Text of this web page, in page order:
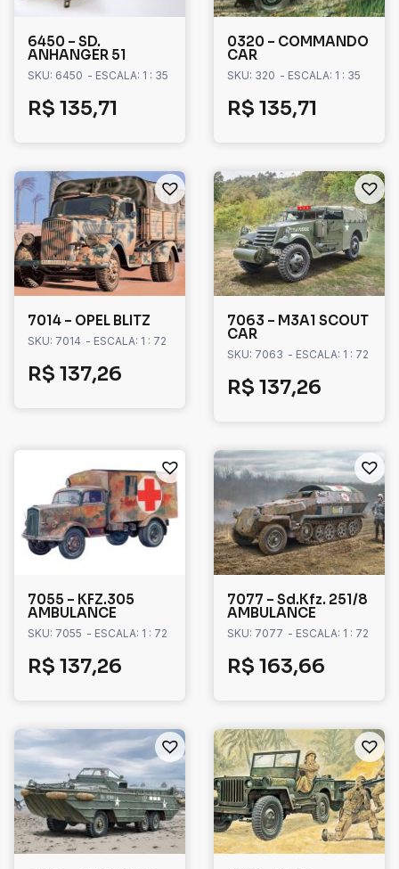
6450 – SD.
ANHANGER 51
SKU: 6450 - ESCALA: 1 : 35
R$ 135,71
0320 – COMMANDO
CAR
SKU: 320 - ESCALA: 1 : 35
R$ 135,71
7014 – OPEL BLITZ
SKU: 7014 - ESCALA: 1 : 72
R$ 137,26
7063 – M3A1 SCOUT
CAR
SKU: 7063 - ESCALA: 1 : 72
R$ 137,26
7055 – KFZ.305
AMBULANCE
SKU: 7055 - ESCALA: 1 : 72
R$ 137,26
7077 – Sd.Kfz. 251/8
AMBULANCE
SKU: 7077 - ESCALA: 1 : 72
R$ 163,66